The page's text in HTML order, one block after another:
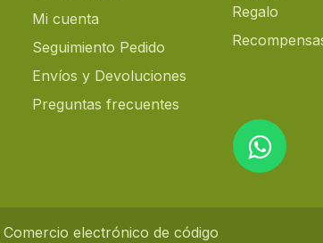
Mi cuenta
Seguimiento Pedido
Envíos y Devoluciones
Preguntas frecuentes
Regalo
Comercio electrónico de código